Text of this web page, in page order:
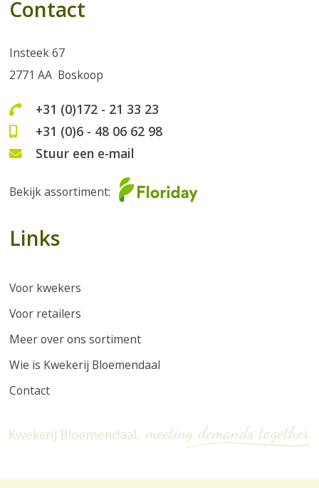
Contact
Insteek 67
2771 AA Boskoop
+31 (0)172 - 21 33 23
+31 (0)6 - 48 06 62 98
Stuur een e-mail
Bekijk assortiment:
Links
Voor kwekers
Voor retailers
Meer over ons sortiment
Wie is Kwekerij Bloemendaal
Contact